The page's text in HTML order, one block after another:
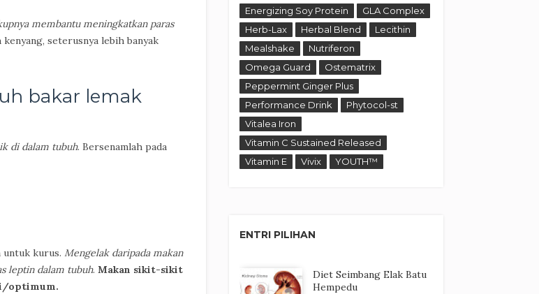
membantu meningkatkan paras
seterusnya lebih banyak
bakar lemak
di dalam tubuh. Bersenamlah pada
untuk kurus. Mengelak daripada makan
leptin dalam tubuh. Makan sikit-sikit
optimum.
Energizing Soy Protein
GLA Complex
Herb-Lax
Herbal Blend
Lecithin
Mealshake
Nutriferon
Omega Guard
Ostematrix
Peppermint Ginger Plus
Performance Drink
Phytocol-st
Vitalea Iron
Vitamin C Sustained Released
Vitamin E
Vivix YOUTH™
ENTRI PILIHAN
Diet Seimbang Elak Batu
Hempedu